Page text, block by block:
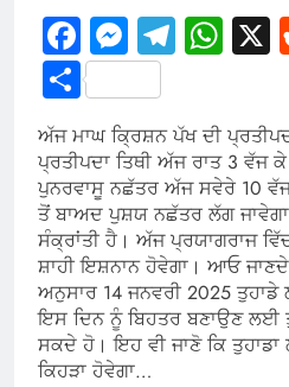
Facebook
Share
ਅੱਜ ਮਾਘ ਕ੍ਰਿਸ਼ਨ ਪੱਖ ਦੀ
ਪ੍ਰਤੀਪਦਾ ਤਿਥੀ ਅੱਜ ਰਾਤ 3 ਵੱਜ
ਪੁਨਰਵਾਸੂ ਨਛੱਤਰ ਅੱਜ ਸਵੇਰੇ 10
ਤੋਂ ਬਾਅਦ ਪੁਸ਼ਯ ਨਛੱਤਰ ਲੱਗ
ਸੰਕ੍ਰਾਂਤੀ ਹੈ। ਅੱਜ ਪ੍ਰਯਾਗਰਾਜ
ਸ਼ਾਹੀ ਇਸ਼ਨਾਨ ਹੋਵੇਗਾ। ਆਓ
ਅਨੁਸਾਰ 14 ਜਨਵਰੀ 2025
ਇਸ ਦਿਨ ਨੂੰ ਬਿਹਤਰ ਬਣਾਉਣ ਲਈ
ਸਕਦੇ ਹੋ। ਇਹ ਵੀ ਜਾਣੋ ਕਿ
ਕਿਹੜਾ ਹੋਵੇਗਾ…